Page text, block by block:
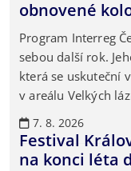
obnovené
Program Interreg
sebou další rok.
která se uskuteční
v areálu Velkých
7. 8. 2026
Festival
na konci léta